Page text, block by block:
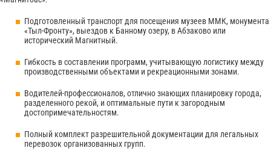
Подготовленный транспорт для посещения музеев ММК, монумента
«Тыл-Фронту», выездов к Банному озеру, в Абзаково или
исторический Магнитный.
Гибкость в составлении программ, учитывающую логистику между
производственными объектами и рекреационными зонами.
Водителей-профессионалов, отлично знающих планировку города,
разделенного рекой, и оптимальные пути к загородным
достопримечательностям.
Полный комплект разрешительной документации для легальных
перевозок организованных групп.